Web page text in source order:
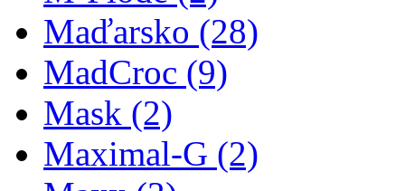
Maďarsko (28)
MadCroc (9)
Mask (2)
Maximal-G (2)